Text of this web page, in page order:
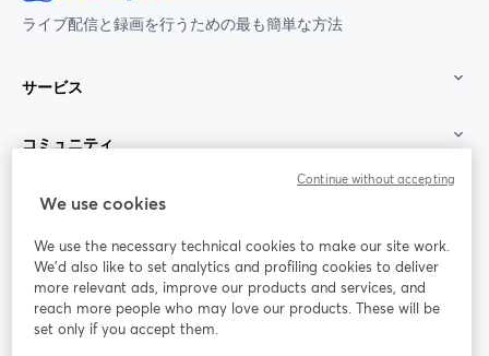
ライブ配信と録画を行うための最も簡単な方法
サービス
コミュニティ
StreamYard：
参加する
ライ
ンセ
Facebook
新しいタブで開く(Twitter)
YouTube
We use cookies
We use the necessary technical cookies to make our site work.
We'd also like to set analytics and profiling cookies to deliver
more relevant ads, improve our products and services, and
reach more people who may love our products. These will be
set only if you accept them.
Continue without accepting